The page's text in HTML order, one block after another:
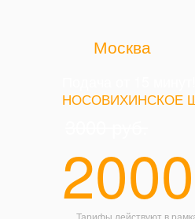
Москва
НОСОВИХИНСКОЕ
2000
Тарифы действуют в